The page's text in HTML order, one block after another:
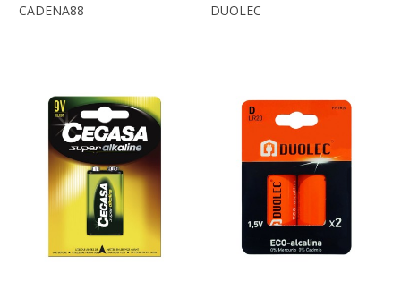
CADENA88 DUOLEC